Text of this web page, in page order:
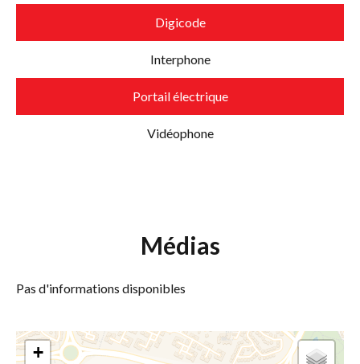
Digicode
Interphone
Portail électrique
Vidéophone
Médias
Pas d'informations disponibles
+